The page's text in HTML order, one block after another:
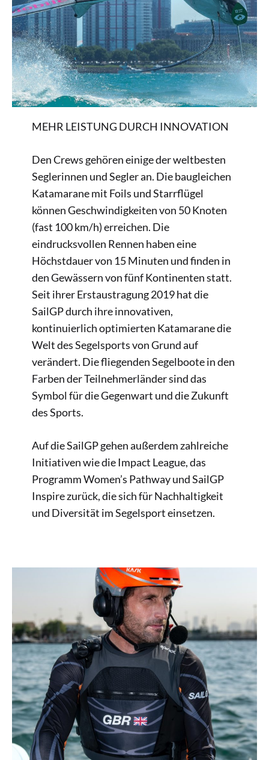
MEHR LEISTUNG DURCH INNOVATION
Den Crews gehören einige der weltbesten
Seglerinnen und Segler an. Die baugleichen
Katamarane mit Foils und Starrflügel
können Geschwindigkeiten von 50 Knoten
(fast 100 km/h) erreichen. Die
eindrucksvollen Rennen haben eine
Höchstdauer von 15 Minuten und finden in
den Gewässern von fünf Kontinenten statt.
Seit ihrer Erstaustragung 2019 hat die
SailGP durch ihre innovativen,
kontinuierlich optimierten Katamarane die
Welt des Segelsports von Grund auf
verändert. Die fliegenden Segelboote in den
Farben der Teilnehmerländer sind das
Symbol für die Gegenwart und die Zukunft
des Sports.
Auf die SailGP gehen außerdem zahlreiche
Initiativen wie die Impact League, das
Programm Women’s Pathway und SailGP
Inspire zurück, die sich für Nachhaltigkeit
und Diversität im Segelsport einsetzen.